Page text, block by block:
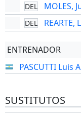
DEL MOLES,
DEL
ENTRENADOR
PASCUTTI Luis
SUSTITUTOS